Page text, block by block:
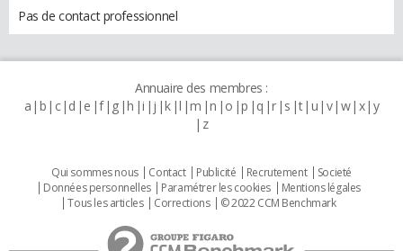
Pas de contact professionnel
Annuaire des membres :
a b c d e f g h i j k l m n o p q r s t u v w x y
z
Qui sommes nous Contact Publicité Recrutement
Societé
Données personnelles
Paramétrer les cookies
Mentions légales
Tous les articles
Corrections © 2022 CCM Benchmark